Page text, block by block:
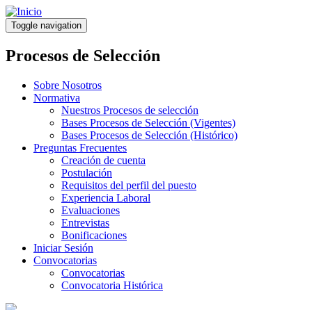
Pasar
al
contenido
principal
Toggle navigation
Procesos de Selección
Sobre Nosotros
Normativa
Nuestros Procesos de selección
Bases Procesos de Selección (Vigentes)
Bases Procesos de Selección (Histórico)
Preguntas Frecuentes
Creación de cuenta
Postulación
Requisitos del perfil del puesto
Experiencia Laboral
Evaluaciones
Entrevistas
Bonificaciones
Iniciar Sesión
Convocatorias
Convocatorias
Convocatoria Histórica